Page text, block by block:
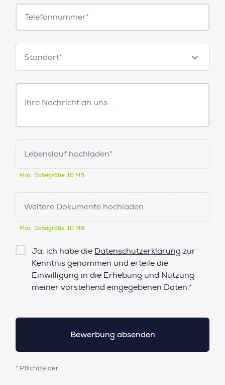
Telefonnummer
Standorte
Standort*
Freitext
Nachricht
Lebenslauf hochladen*
Max. Dateigröße: 10 MB.
Weitere Dokumente hochladen
Max. Dateigröße: 10 MB.
Checkbox
Datenschutz*
Ja, ich habe die Datenschutzerklärung zur
Kenntnis genommen und erteile die
Einwilligung in die Erhebung und Nutzung
meiner vorstehend eingegebenen Daten.*
* Pflichtfelder